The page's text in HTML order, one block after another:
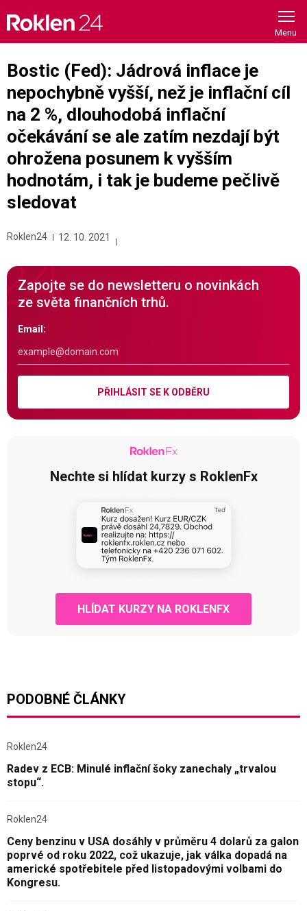
content
Bostic (Fed): Jádrová inflace je
nepochybně vyšší, než je inflační cíl
na 2 %, dlouhodobá inflační
očekávání se ale zatím nezdají být
ohrožena posunem k vyšším
hodnotám, i tak je budeme pečlivě
sledovat
Roklen24 12. 10. 2021
Zapojte se do newsletteru o novinkách
ze světa finančních trhů.
Email:
PŘIHLÁSIT SE K ODBĚRU
Nechte si hlídat kurzy s RoklenFx
HLÍDAT KURZY NA ROKLENFX
PODOBNÉ ČLÁNKY
Roklen24
Radev z ECB: Minulé inflační šoky zanechaly „trvalou
stopu“.
Roklen24
Ceny benzinu v USA dosáhly v průměru 4 dolarů za galon
poprvé od roku 2022, což ukazuje, jak válka dopadá na
americké spotřebitele před listopadovými volbami do
Kongresu.